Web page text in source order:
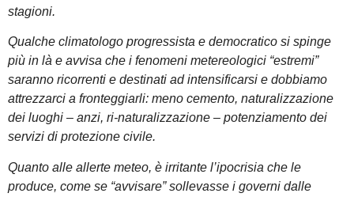
stagioni.
Qualche climatologo progressista e democratico si spinge
più in là e avvisa che i fenomeni metereologici “estremi”
saranno ricorrenti e destinati ad intensificarsi e dobbiamo
attrezzarci a fronteggiarli: meno cemento, naturalizzazione
dei luoghi – anzi, ri-naturalizzazione – potenziamento dei
servizi di protezione civile.
Quanto alle allerte meteo, è irritante l’ipocrisia che le
produce, come se “avvisare” sollevasse i governi dalle